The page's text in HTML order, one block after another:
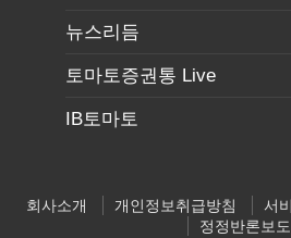
뉴스리듬
토마토증권통 Live
IB토마토
회사소개 개인정보취급방침 서
정정반론보도